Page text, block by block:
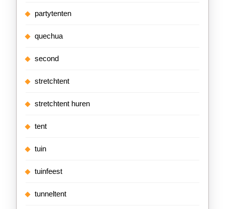
partytenten
quechua
second
stretchtent
stretchtent huren
tent
tuin
tuinfeest
tunneltent